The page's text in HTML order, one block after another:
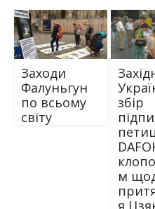
Заходи
Фалуньгун
по всьому
світу
збір
м
я